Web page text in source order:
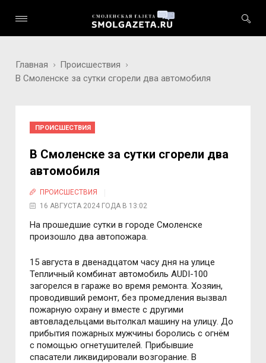
Главная
Происшествия
В Смоленске за сутки сгорели два автомобиля
ПРОИСШЕСТВИЯ
В Смоленске за сутки сгорели два
автомобиля
ПРОИСШЕСТВИЯ
16 АВГУСТА 2024 ГОДА В 13:02
На прошедшие сутки в городе Смоленске
произошло два автопожара.
15 августа в двенадцатом часу дня на улице
Тепличный комбинат автомобиль AUDI-100
загорелся в гараже во время ремонта. Хозяин,
проводивший ремонт, без промедления вызвал
пожарную охрану и вместе с другими
автовладельцами вытолкал машину на улицу. До
прибытия пожарных мужчины боролись с огнём
с помощью огнетушителей. Прибывшие
спасатели ликвидировали возгорание. В